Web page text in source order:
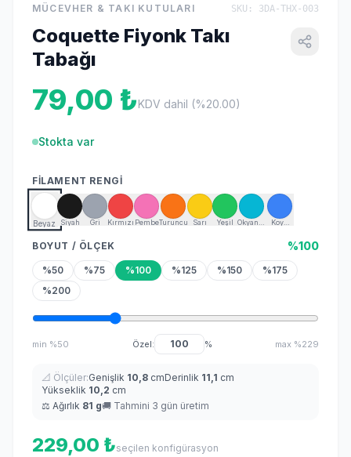
MÜCEVHER & TAKI KUTULARI SKU: 3DA-THX-003
Coquette Fiyonk Takı
Tabağı
79,00 ₺KDV dahil (%20.00)
Stokta var
FILAMENT RENGI
Beyaz Siyah Gri Kırmızı PembeTuruncu Sarı Yeşil Okyanus
Koyu
BOYUT / ÖLÇEK %100
%50 %75 %100 %125 %150
%175
%200
min %50 Özel: % max %229
📐 Ölçüler:Genişlik 10,8 cmDerinlik 11,1 cm
Yükseklik 10,2 cm
⚖️ Ağırlık 81 g🚚 Tahmini 3 gün üretim
229,00 ₺seçilen konfigürasyon